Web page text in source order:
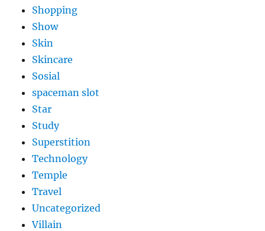
Shopping
Show
Skin
Skincare
Sosial
spaceman slot
Star
Study
Superstition
Technology
Temple
Travel
Uncategorized
Villain